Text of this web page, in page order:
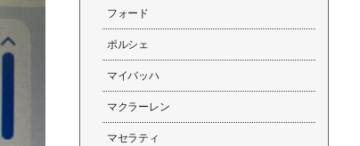
フォード
ポルシェ
マイバッハ
マクラーレン
マセラティ